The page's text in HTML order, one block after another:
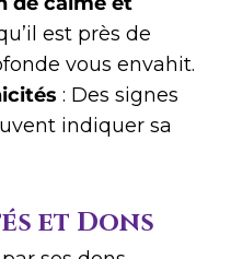
est près de
vous envahit.
: Des signes
indiquer sa
et Dons